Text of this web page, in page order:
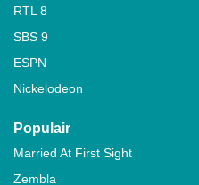
RTL 8
SBS 9
ESPN
Nickelodeon
Populair
Married At First Sight
Zembla